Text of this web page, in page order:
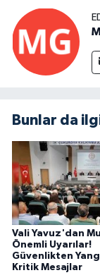
Bunlar da
Vali Yavuz'dan
Önemli Uyarılar!
Güvenlikten
Kritik Mesajlar